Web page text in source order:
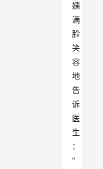
姨
满
脸
笑
容
地
告
诉
医
生
：
“